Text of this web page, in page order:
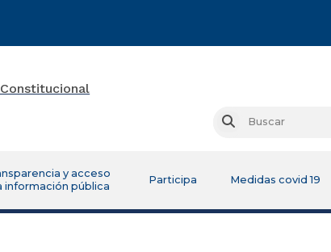
Buscar
y acceso
información pública
Participa Medidas covid 19